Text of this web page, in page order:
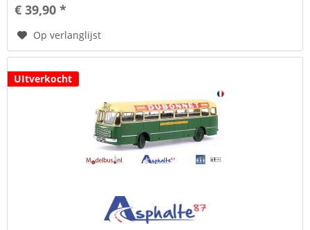
€ 39,90 *
Op verlanglijst
UItverkocht